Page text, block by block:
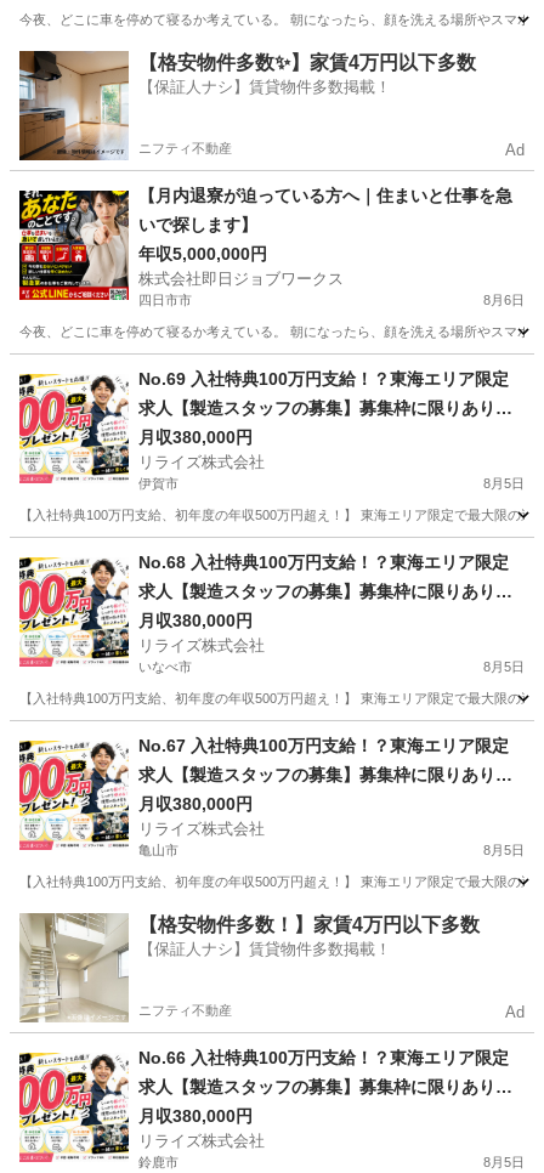
今夜、どこに車を停めて寝るか考えている。 朝になったら、顔を洗える場所やスマ
三重 四日市市 その他 未経験
【格安物件多数✨】家賃4万円以下多数
【保証人ナシ】賃貸物件多数掲載！
ニフティ不動産 Ad
【月内退寮が迫っている方へ｜住まいと仕事を急
いで探します】
年収5,000,000円
株式会社即日ジョブワークス
四日市市 8月6日
今夜、どこに車を停めて寝るか考えている。 朝になったら、顔を洗える場所やスマ
その他 未経験
No.69 入社特典100万円支給！？東海エリア限定
求人【製造スタッフの募集】募集枠に限りありの
為まずはお問い合わせ！
月収380,000円
リライズ株式会社
伊賀市 8月5日
【入社特典100万円支給、初年度の年収500万円超え！】 東海エリア限定で最大限の
業務
No.68 入社特典100万円支給！？東海エリア限定
求人【製造スタッフの募集】募集枠に限りありの
為まずはお問い合わせ！
月収380,000円
リライズ株式会社
いなべ市 8月5日
【入社特典100万円支給、初年度の年収500万円超え！】 東海エリア限定で最大限の
その他 業務
No.67 入社特典100万円支給！？東海エリア限定
求人【製造スタッフの募集】募集枠に限りありの
為まずはお問い合わせ！
月収380,000円
リライズ株式会社
亀山市 8月5日
【入社特典100万円支給、初年度の年収500万円超え！】 東海エリア限定で最大限の
三重 亀山市 その他 業務
【格安物件多数！】家賃4万円以下多数
【保証人ナシ】賃貸物件多数掲載！
ニフティ不動産 Ad
No.66 入社特典100万円支給！？東海エリア限定
求人【製造スタッフの募集】募集枠に限りありの
為まずはお問い合わせ！
月収380,000円
リライズ株式会社
鈴鹿市 8月5日